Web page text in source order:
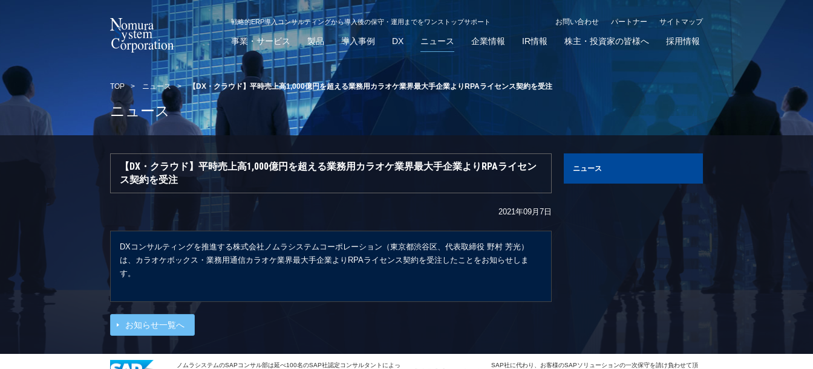
戦略的ERP導入コンサルティングから導入後の保守・運用までをワンストップサポート サイトマップ
パートナー
お問い合わせ
事業・サービス 製品 導入事例 DX ニュース 企業情報 IR情報 株主・投資家の皆様へ 採用情報
TOP > ニュース >【DX・クラウド】平時売上高1,000億円を超える業務用カラオケ業界最大手企業よりRPAライセンス契約を受注
ニュース
【DX・クラウド】平時売上高1,000億円を超える業務用カラオケ業界最大手企業よりRPAライセン
ス契約を受注
2021年09月7日
DXコンサルティングを推進する株式会社ノムラシステムコーポレーション（東京都渋谷区、代表取締役 野村 芳光）
は、カラオケボックス・業務用通信カラオケ業界最大手企業よりRPAライセンス契約を受注したことをお知らせしま
す。
お知らせ一覧へ
ニュース
ノムラシステムのSAPコンサル部は延べ100名のSAP社認定コンサルタントによっ
SAP社に代わり、お客様のSAPソリューションの一次保守を請け負わせて頂